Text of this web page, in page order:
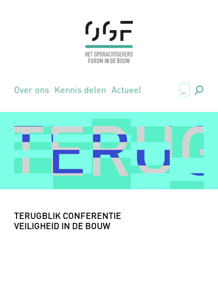
Over ons Kennis delen Actueel .,
TERUGBLIK CONFERENTIE
VEILIGHEID IN DE BOUW